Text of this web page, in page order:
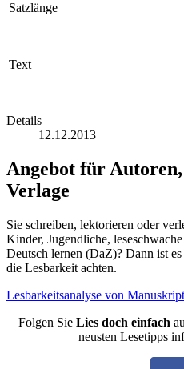
Satzlänge
Text
Details
12.12.2013
Angebot für
Verlage
Sie schreiben, lektorieren oder
Kinder, Jugendliche,
Deutsch lernen (DaZ)? Dann ist
die Lesbarkeit achten.
Lesbarkeitsanalyse von
Folgen Sie Lies doch einfach
neusten Lesetipps